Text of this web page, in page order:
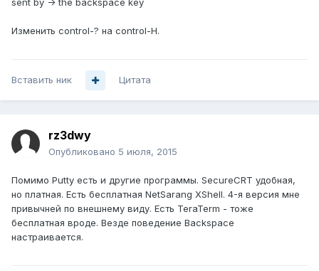
sent by -> the backspace key
Изменить control-? на control-H.
Вставить ник Цитата
rz3dwy
Опубликовано 5 июля, 2015
Помимо Putty есть и другие программы. SecureCRT удобная,
но платная. Есть бесплатная NetSarang XShell. 4-я версия мне
привычней по внешнему виду. Есть TeraTerm - тоже
бесплатная вроде. Везде поведение Backspace
настраивается.